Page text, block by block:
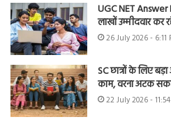
UGC NET
लाखों उम्मीदवार कर
26 July 2026 - 6:11
SC छात्रों के लिए
काम, वरना अटक
22 July 2026 -